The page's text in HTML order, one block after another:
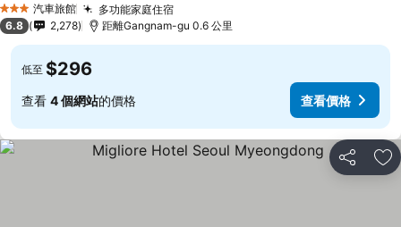
3 星級 汽車旅館 多功能家庭住宿
6.8 2,278 距離Gangnam-gu 0.6 公里
低至 $296
查看 4 個網站的價格 查看價格
分享 放